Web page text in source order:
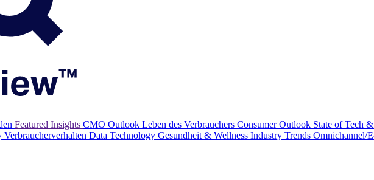
Featured Insights CMO Outlook Leben des Verbrauchers Consumer Outlook State of Tech
Verbraucherverhalten Data Technology Gesundheit & Wellness Industry Trends Omnichannel/